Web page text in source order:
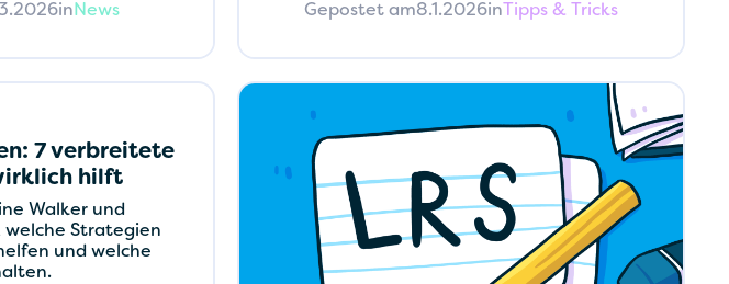
in News Gepostet am8.1.2026in Tipps & Tricks
7 verbreitete
hilft
Walker und
welche Strategien
und welche